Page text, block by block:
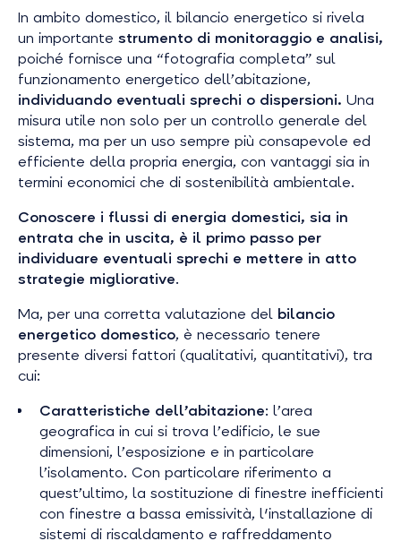
In ambito domestico, il bilancio energetico si rivela
un importante strumento di monitoraggio e analisi,
poiché fornisce una “fotografia completa” sul
funzionamento energetico dell’abitazione,
individuando eventuali sprechi o dispersioni. Una
misura utile non solo per un controllo generale del
sistema, ma per un uso sempre più consapevole ed
efficiente della propria energia, con vantaggi sia in
termini economici che di sostenibilità ambientale.
Conoscere i flussi di energia domestici, sia in
entrata che in uscita, è il primo passo per
individuare eventuali sprechi e mettere in atto
strategie migliorative.
Ma, per una corretta valutazione del bilancio
energetico domestico, è necessario tenere
presente diversi fattori (qualitativi, quantitativi), tra
cui:
Caratteristiche dell’abitazione: l’area
geografica in cui si trova l’edificio, le sue
dimensioni, l’esposizione e in particolare
l’isolamento. Con particolare riferimento a
quest’ultimo, la sostituzione di finestre inefficienti
con finestre a bassa emissività, l'installazione di
sistemi di riscaldamento e raffreddamento